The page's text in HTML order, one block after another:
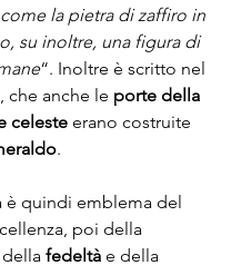
la pietra di zaffiro in
su inoltre, una figura di
“. Inoltre è scritto nel
che anche le porte della
celeste erano costruite
.
è quindi emblema del
poi della
fedeltà e della